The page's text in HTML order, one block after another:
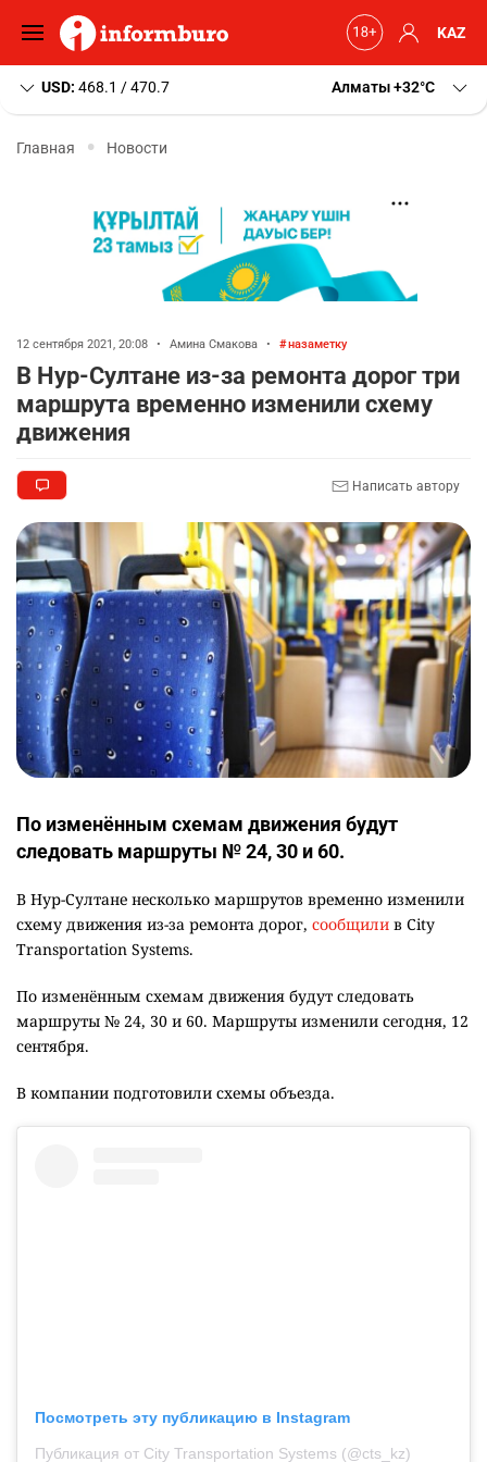
KAZ
USD: 468.1 / 470.7 Алматы+32 C
Главная Новости
12 сентября 2021, 20:08 • Амина Смакова • назаметку
В Нур-Султане из-за ремонта дорог три
маршрута временно изменили схему
движения
Написать автору
По изменённым схемам движения будут
следовать маршруты № 24, 30 и 60.
В Нур-Султане несколько маршрутов временно изменили
схему движения из-за ремонта дорог, сообщили в City
Transportation Systems.
По изменённым схемам движения будут следовать
маршруты № 24, 30 и 60. Маршруты изменили сегодня, 12
сентября.
В компании подготовили схемы объезда.
Посмотреть эту публикацию в Instagram
Публикация от City Transportation Systems (@cts_kz)